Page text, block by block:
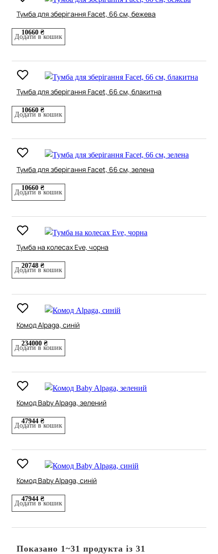
Тумба для зберігання Facet, 66 см, бежева
10660 ₴
Додати в кошик
Тумба для зберігання Facet, 66 см, блакитна
10660 ₴
Додати в кошик
Тумба для зберігання Facet, 66 см, зелена
10660 ₴
Додати в кошик
Тумба на колесах Eve, чорна
20748 ₴
Додати в кошик
Комод Alpaga, синій
234000 ₴
Додати в кошик
Комод Baby Alpaga, зелений
47944 ₴
Додати в кошик
Комод Baby Alpaga, синій
47944 ₴
Додати в кошик
Показано 1~31 продукта із 31